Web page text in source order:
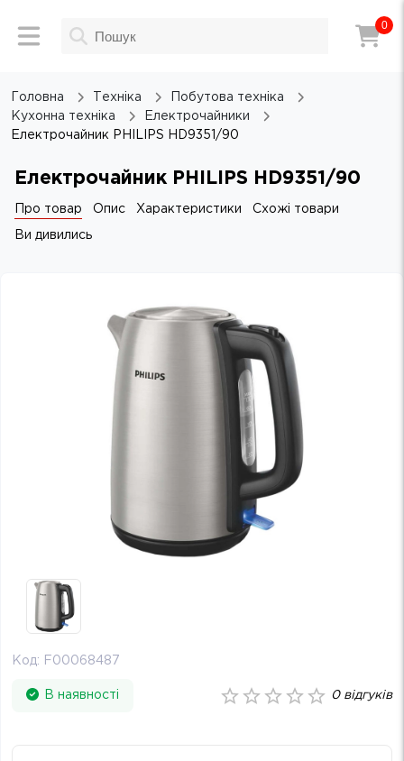
0
Головна Техніка
Побутова техніка
Кухонна техніка
Електрочайники
Електрочайник PHILIPS HD9351/90
Електрочайник PHILIPS HD9351/90
Про товар Опис Характеристики Схожі товари
Ви дивились
Код: F00068487
В наявності 0відгуків